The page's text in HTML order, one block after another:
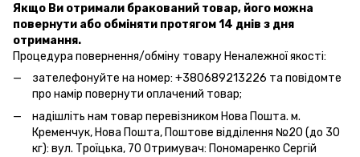
Якщо Ви отримали бракований товар, його можна
повернути або обміняти протягом 14 днів з дня
отримання.
Процедура повернення/обміну товару Неналежної якості:
зателефонуйте на номер: +380689213226 та повідомте
про намір повернути оплачений товар;
надішліть нам товар перевізником Нова Пошта. м.
Кременчук, Нова Пошта, Поштове відділення №20 (до 30
кг): вул. Троїцька, 70 Отримувач: Пономаренко Сергій